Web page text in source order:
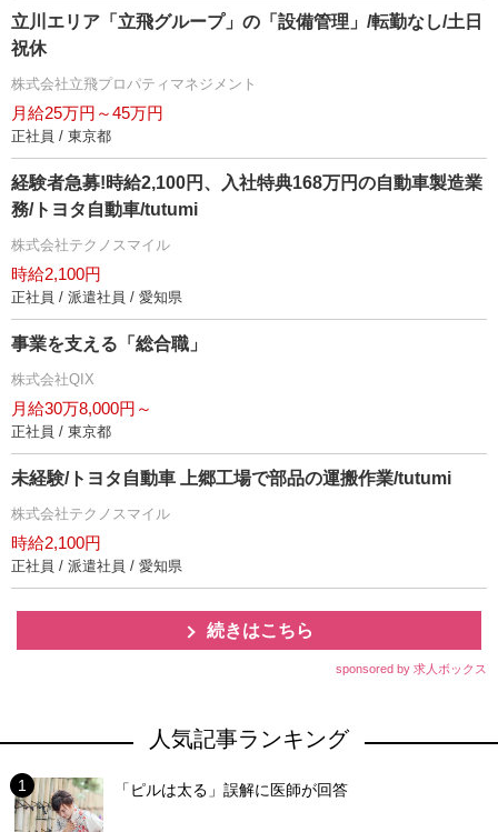
立川エリア「立飛グループ」の「設備管理」/転勤なし/土日
祝休
株式会社立飛プロパティマネジメント
月給25万円～45万円
正社員 / 東京都
経験者急募!時給2,100円、入社特典168万円の自動車製造業
務/トヨタ自動車/tutumi
株式会社テクノスマイル
時給2,100円
正社員 / 派遣社員 / 愛知県
事業を支える「総合職」
株式会社QIX
月給30万8,000円～
正社員 / 東京都
未経験/トヨタ自動車 上郷工場で部品の運搬作業/tutumi
株式会社テクノスマイル
時給2,100円
正社員 / 派遣社員 / 愛知県
続きはこちら
sponsored by 求人ボックス
人気記事ランキング
「ピルは太る」誤解に医師が回答